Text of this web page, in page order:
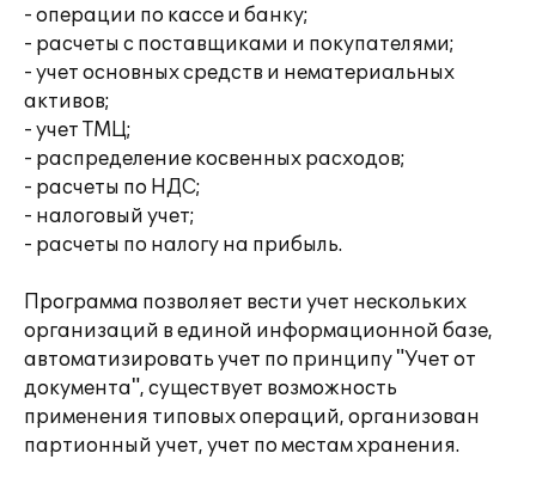
- операции по кассе и банку;
- расчеты с поставщиками и покупателями;
- учет основных средств и нематериальных
активов;
- учет ТМЦ;
- распределение косвенных расходов;
- расчеты по НДС;
- налоговый учет;
- расчеты по налогу на прибыль.
Программа позволяет вести учет нескольких
организаций в единой информационной базе,
автоматизировать учет по принципу "Учет от
документа", существует возможность
применения типовых операций, организован
партионный учет, учет по местам хранения.